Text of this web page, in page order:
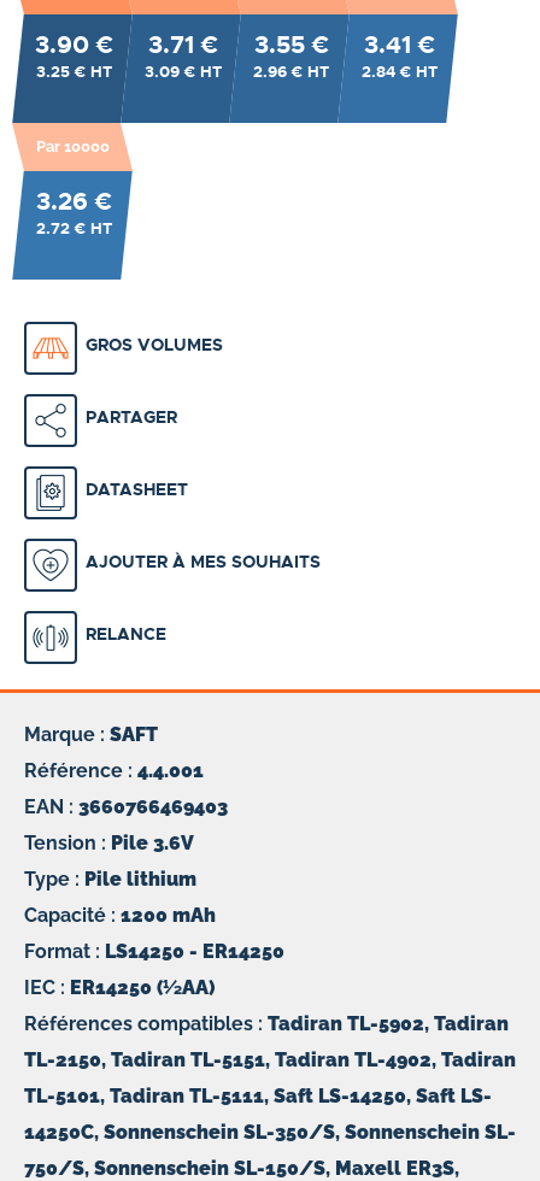
3.90 €
3.25 € HT
3.71 €
3.09 € HT
3.55 €
2.96 € HT
3.41 €
2.84 € HT
Par 10000
3.26 €
2.72 € HT
GROS VOLUMES
PARTAGER
DATASHEET
AJOUTER À MES SOUHAITS
RELANCE
Marque : SAFT
Référence : 4.4.001
EAN : 3660766469403
Tension : Pile 3.6V
Type : Pile lithium
Capacité : 1200 mAh
Format : LS14250 - ER14250
IEC : ER14250 (1⁄2AA)
Références compatibles : Tadiran TL-5902, Tadiran
TL-2150, Tadiran TL-5151, Tadiran TL-4902, Tadiran
TL-5101, Tadiran TL-5111, Saft LS-14250, Saft LS-
14250C, Sonnenschein SL-350/S, Sonnenschein SL-
750/S, Sonnenschein SL-150/S, Maxell ER3S,